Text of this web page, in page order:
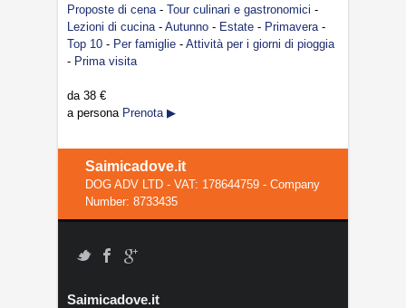
Proposte di cena - Tour culinari e gastronomici -
Lezioni di cucina - Autunno - Estate - Primavera -
Top 10 - Per famiglie - Attività per i giorni di pioggia
- Prima visita
da 38 €
a persona Prenota ▶
Saimicadove.it
DOG ADV LTD - VAT: 178644759 - Company
Number: 8733435
Saimicadove.it